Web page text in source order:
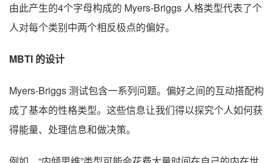
由此产生的4个字母构成的 Myers-Briggs 人格类型代表了个
人对每个类别中两个相反极点的偏好。
MBTI 的设计
Myers-Briggs 测试包含一系列问题。偏好之间的互动搭配构
成了基本的性格类型。这些信息让我们得以探究个人如何获
得能量、处理信息和做决策。